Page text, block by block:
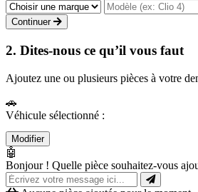
Continuer
2. Dites-nous ce qu’il vous faut
Ajoutez une ou plusieurs pièces à votre
🚗
Véhicule sélectionné :
Modifier
🤖
Bonjour ! Quelle pièce souhaitez-vous